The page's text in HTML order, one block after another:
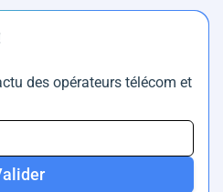
des opérateurs télécom et